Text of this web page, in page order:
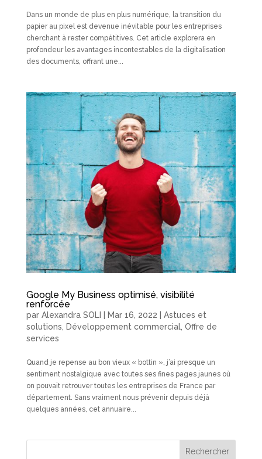
Dans un monde de plus en plus numérique, la transition du
papier au pixel est devenue inévitable pour les entreprises
cherchant à rester compétitives. Cet article explorera en
profondeur les avantages incontestables de la digitalisation
des documents, offrant une...
Google My Business optimisé, visibilité
renforcée
par Alexandra SOLI Mar 16, 2022
Astuces et
solutions, Développement commercial, Offre de
services
Quand je repense au bon vieux « bottin », j’ai presque un
sentiment nostalgique avec toutes ses fines pages jaunes où
on pouvait retrouver toutes les entreprises de France par
département. Sans vraiment nous prévenir depuis déjà
quelques années, cet annuaire...